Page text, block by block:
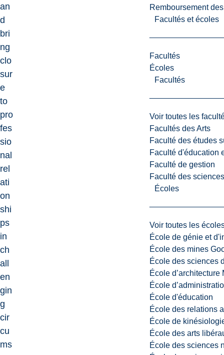
Remboursement
Facultés et écoles
Facultés
Écoles
Facultés
Voir toutes les
Facultés des Arts
Faculté des études
Faculté d'éducation
Faculté de gestion
Faculté des
Écoles
Voir toutes les
École de génie et
École des mines
École des sciences
École d’architecture
École
École d'éducation
École des relations
École de
École des arts
École des sciences
an
d
bri
ng
clo
sur
e
to
pro
fes
sio
nal
rel
ati
on
shi
ps
in
ch
all
en
gin
g
cir
cu
ms